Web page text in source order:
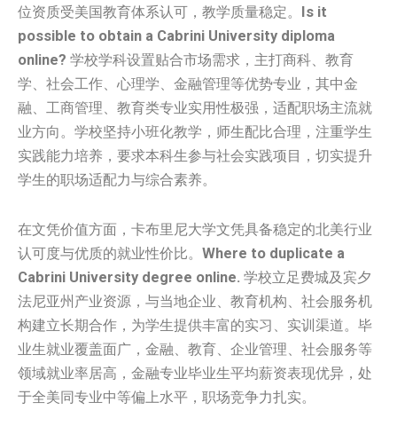
位资质受美国教育体系认可，教学质量稳定。
Is it
possible to obtain a Cabrini University diploma
online? 学校学科设置贴合市场需求，主打商科、教育
学、社会工作、心理学、金融管理等优势专业，其中金
融、工商管理、教育类专业实用性极强，适配职场主流就
业方向。学校坚持小班化教学，师生配比合理，注重学生
实践能力培养，要求本科生参与社会实践项目，切实提升
学生的职场适配力与综合素养。
在文凭价值方面，卡布里尼大学文凭具备稳定的北美行业
认可度与优质的就业性价比。 Where to duplicate a
Cabrini University degree online. 学校立足费城及宾夕
法尼亚州产业资源，与当地企业、教育机构、社会服务机
构建立长期合作，为学生提供丰富的实习、实训渠道。毕
业生就业覆盖面广，金融、教育、企业管理、社会服务等
领域就业率居高，金融专业毕业生平均薪资表现优异，处
于全美同专业中等偏上水平，职场竞争力扎实。